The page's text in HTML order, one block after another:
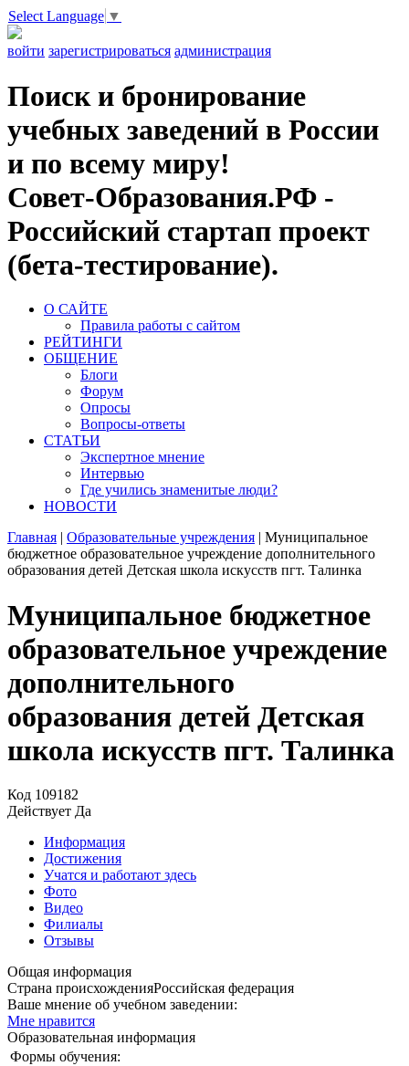
Select Language ▼
войти зарегистрироваться администрация
Поиск и бронирование
учебных заведений в России
и по всему миру!
Совет-Образования.РФ -
Российский стартап проект
(бета-тестирование).
О САЙТЕ
Правила работы с сайтом
РЕЙТИНГИ
ОБЩЕНИЕ
Блоги
Форум
Опросы
Вопросы-ответы
СТАТЬИ
Экспертное мнение
Интервью
Где учились знаменитые люди?
НОВОСТИ
Главная | Образовательные учреждения | Муниципальное
бюджетное образовательное учреждение дополнительного
образования детей Детская школа искусств пгт. Талинка
Муниципальное бюджетное
образовательное учреждение
дополнительного
образования детей Детская
школа искусств пгт. Талинка
Код 109182
Действует Да
Информация
Достижения
Учатся и работают здесь
Фото
Видео
Филиалы
Отзывы
Общая информация
Страна происхожденияРоссийская федерация
Ваше мнение об учебном заведении:
Мне нравится
Образовательная информация
Формы обучения: